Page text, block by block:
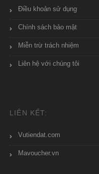
Điều khoản sử dụng
Chính sách bảo mật
Miễn trừ trách nhiệm
Liên hệ với chúng tôi
LIÊN KẾT:
Vutiendat.com
Mavoucher.vn